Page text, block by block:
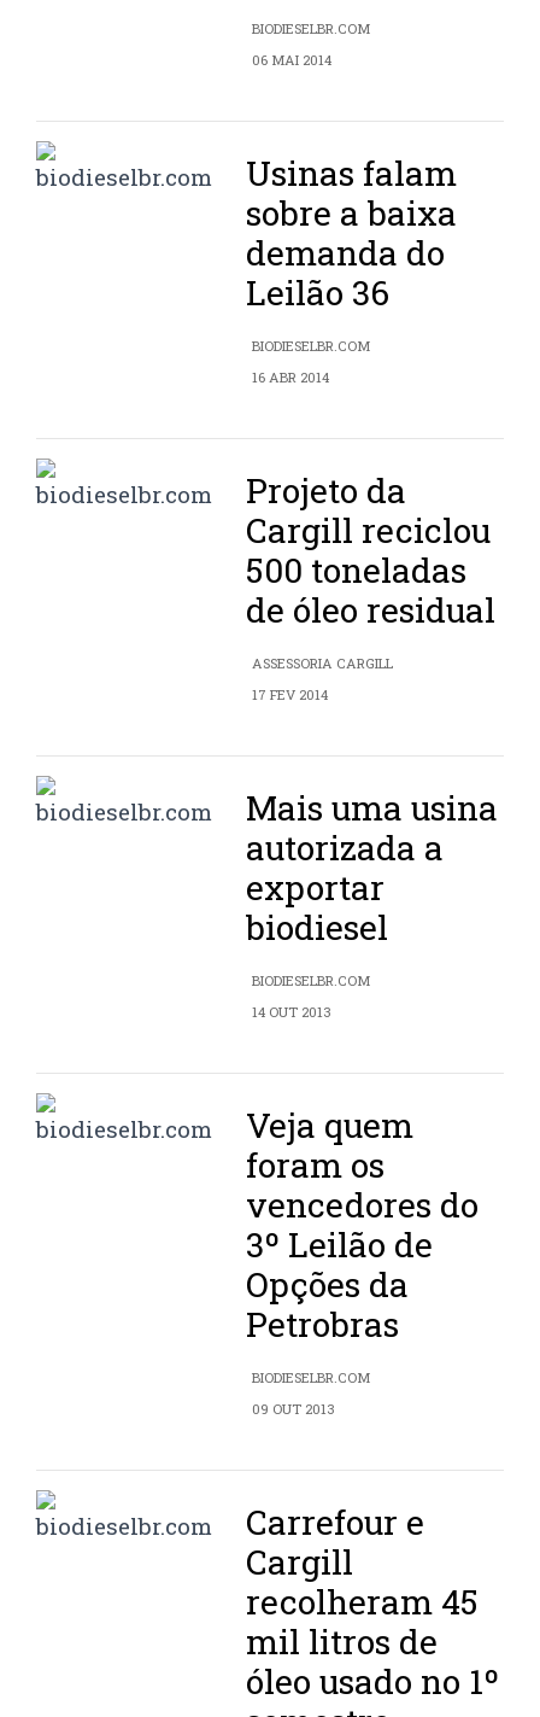
BIODIESELBR.COM
06 MAI 2014
Usinas falam
sobre a baixa
demanda do
Leilão 36
BIODIESELBR.COM
16 ABR 2014
Projeto da
Cargill reciclou
500 toneladas
de óleo residual
ASSESSORIA CARGILL
17 FEV 2014
Mais uma usina
autorizada a
exportar
biodiesel
BIODIESELBR.COM
14 OUT 2013
Veja quem
foram os
vencedores do
3º Leilão de
Opções da
Petrobras
BIODIESELBR.COM
09 OUT 2013
Carrefour e
Cargill
recolheram 45
mil litros de
óleo usado no 1º